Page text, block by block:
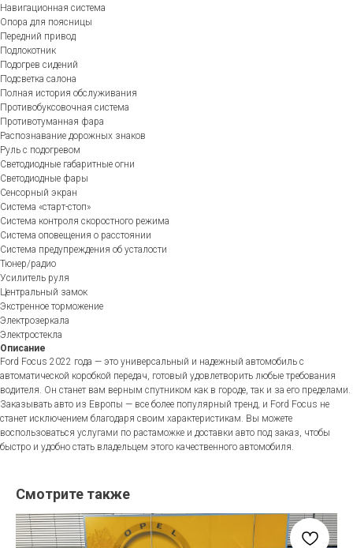
Навигационная система
Опора для поясницы
Передний привод
Подлокотник
Подогрев сидений
Подсветка салона
Полная история обслуживания
Противобуксовочная система
Противотуманная фара
Распознавание дорожных знаков
Руль с подогревом
Светодиодные габаритные огни
Светодиодные фары
Сенсорный экран
Система «старт-стоп»
Система контроля скоростного режима
Система оповещения о расстоянии
Система предупреждения об усталости
Тюнер/радио
Усилитель руля
Центральный замок
Экстренное торможение
Электрозеркала
Электростекла
Описание
Ford Focus 2022 года — это универсальный и надежный автомобиль с
автоматической коробкой передач, готовый удовлетворить любые требования
водителя. Он станет вам верным спутником как в городе, так и за его пределами.
Заказывать авто из Европы — все более популярный тренд, и Ford Focus не
станет исключением благодаря своим характеристикам. Вы можете
воспользоваться услугами по растаможке и доставки авто под заказ, чтобы
быстро и удобно стать владельцем этого качественного автомобиля.
Смотрите также